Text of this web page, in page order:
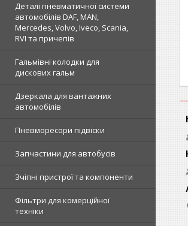
Деталі пневматичної системи
автомобілів DAF, MAN,
Mercedes, Volvo, Iveco, Scania,
RVI та причепів
Гальмівні колодки для
дискових гальм
Дзеркала для вантажних
автомобілів
Пневморесори підвіски
Запчастини для автобусів
Зчіпні пристрої та компоненти
Фільтри для комерційної
техніки